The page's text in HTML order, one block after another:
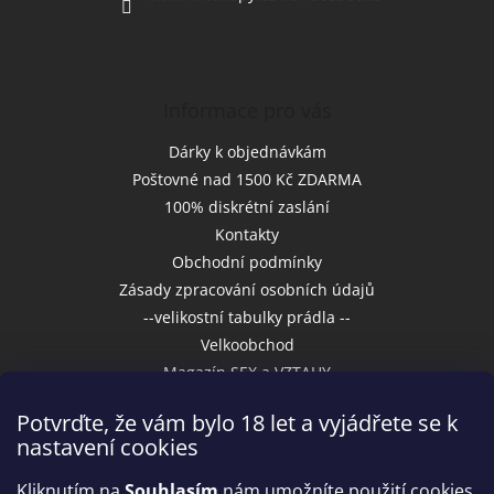
Potvrďte, že vám bylo 18 let a vyjádřete se k
nastavení cookies
Dárky k objednávkám
Poštovné nad 1500 Kč ZDARMA
100% diskrétní zaslání
Kontakty
Obchodní podmínky
Zásady zpracování osobních údajů
--velikostní tabulky prádla --
Velkoobchod
Magazín SEX a VZTAHY